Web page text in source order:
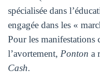
spécialisée dans
engagée dans les «
Pour les manifestations
l’avortement, Ponton a
Cash.